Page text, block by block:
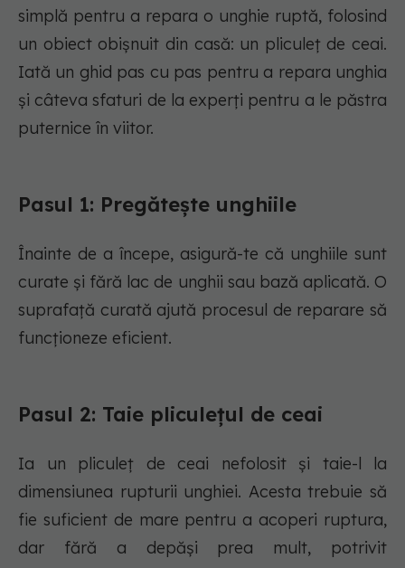
simplă pentru a repara o unghie ruptă, folosind
un obiect obișnuit din casă: un pliculeț de ceai.
Iată un ghid pas cu pas pentru a repara unghia
și câteva sfaturi de la experți pentru a le păstra
puternice în viitor.
Pasul 1: Pregătește unghiile
Înainte de a începe, asigură-te că unghiile sunt
curate și fără lac de unghii sau bază aplicată. O
suprafață curată ajută procesul de reparare să
funcționeze eficient.
Pasul 2: Taie pliculețul de ceai
Ia un pliculeț de ceai nefolosit și taie-l la
dimensiunea rupturii unghiei. Acesta trebuie să
fie suficient de mare pentru a acoperi ruptura,
dar fără a depăși prea mult, potrivit